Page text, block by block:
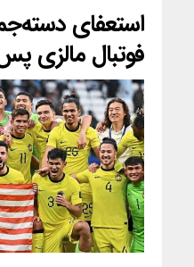
استعفای
فوتبال مالزی پس